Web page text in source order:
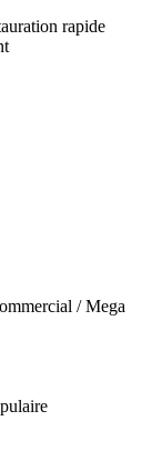
rapide
/ Mega